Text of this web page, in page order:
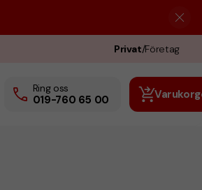
Privat/Företag
Ring oss
019-760 65 00